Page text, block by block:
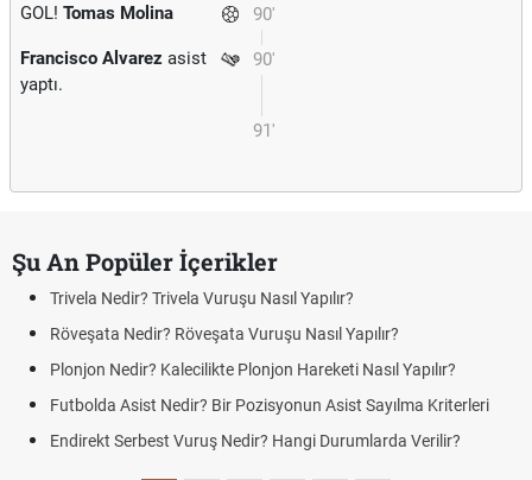
90'
GOL! Tomas Molina
90'
Francisco Alvarez asist
yaptı.
91'
Şu An Popüler İçerikler
Trivela Nedir? Trivela Vuruşu Nasıl Yapılır?
Röveşata Nedir? Röveşata Vuruşu Nasıl Yapılır?
Plonjon Nedir? Kalecilikte Plonjon Hareketi Nasıl Yapılır?
Futbolda Asist Nedir? Bir Pozisyonun Asist Sayılma Kriterleri
Endirekt Serbest Vuruş Nedir? Hangi Durumlarda Verilir?